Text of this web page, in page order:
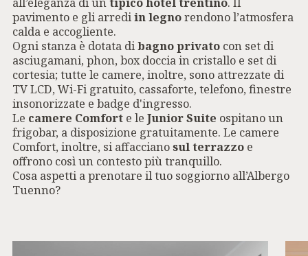
pavimento e gli arrediin legnorendono l’atmosfera
calda e accogliente.
Ogni stanza è dotata dibagno privato con set di
asciugamani, phon, box doccia in cristallo e set di
cortesia; tutte le camere, inoltre, sono attrezzate di
TV LCD, Wi-Fi gratuito, cassaforte, telefono, finestre
insonorizzate e badge d'ingresso.
Le camere Comfort e leJunior Suite ospitano un
frigobar, a disposizione gratuitamente. Le camere
Comfort, inoltre, si affaccianosul terrazzo e
offrono così un contesto più tranquillo.
Cosa aspetti a prenotare il tuo soggiorno all’Albergo
Tuenno?